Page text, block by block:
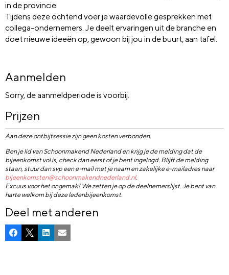
in de provincie.
Tijdens deze ochtend voer je waardevolle gesprekken met
collega-ondernemers. Je deelt ervaringen uit de branche en
doet nieuwe ideeën op, gewoon bij jou in de buurt, aan tafel.
Aanmelden
Sorry, de aanmeldperiode is voorbij.
Prijzen
Aan deze ontbijtsessie zijn geen kosten verbonden.
Ben je lid van Schoonmakend Nederland en krijg je de melding dat de
bijeenkomst vol is, check dan eerst of je bent ingelogd. Blijft de melding
staan, stuur dan svp een e-mail met je naam en zakelijke e-mailadres naar
bijeenkomsten@schoonmakendnederland.nl.
Excuus voor het ongemak! We zetten je op de deelnemerslijst. Je bent van
harte welkom bij deze ledenbijeenkomst.
Deel met anderen
Facebook
X LinkedInE-mail